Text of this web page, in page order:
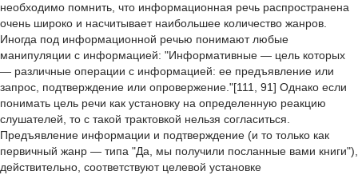
необходимо помнить, что информационная речь распространена
очень широко и насчитывает наибольшее количество жанров.
Иногда под информационной речью понимают любые
манипуляции с информацией: "Информативные — цель которых
— различные операции с информацией: ее предъявление или
запрос, подтверждение или опровержение."[111, 91] Однако если
понимать цель речи как установку на определенную реакцию
слушателей, то с такой трактовкой нельзя согласиться.
Предъявление информации и подтверждение (и то только как
первичный жанр — типа "Да, мы получили посланные вами книги"),
действительно, соответствуют целевой установке